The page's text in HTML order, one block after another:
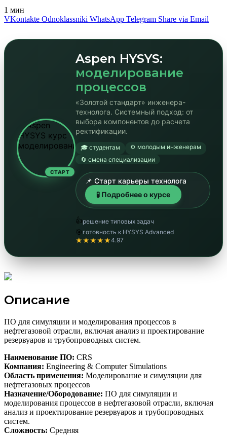
1 мин
VKontakte Odnoklassniki WhatsApp Telegram Share via Email
СТАРТ
Aspen HYSYS:
моделирование
процессов
«Золотой стандарт» инженера-
технолога. Системный подход: от
выбора компонентов до расчета
ректификации.
🎓 студентам
⚙️ молодым инженерам
🔄 смена специализации
📌 Старт карьеры технолога
🧪 Подробнее о курсе
👍решение типовых задач
🎯 готовность к HYSYS Advanced
★★★★★4.97
Описание
ПО для симуляции и моделирования процессов в
нефтегазовой отрасли, включая анализ и проектирование
резервуаров и трубопроводных систем.
Наименование ПО: CRS
Компания: Engineering & Computer Simulations
Область применения: Моделирование и симуляции для
нефтегазовых процессов
Назначение/Обородование: ПО для симуляции и
моделирования процессов в нефтегазовой отрасли, включая
анализ и проектирование резервуаров и трубопроводных
систем.
Сложность: Средняя